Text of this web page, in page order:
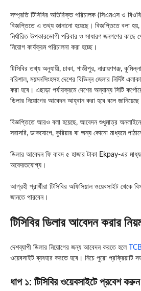
সম্প্রতি টিসিবির অতিরিক্ত পরিচালক (সিএমএস ও
বিজ্ঞপ্তিতে এ তথ্য জানানো হয়েছে। বিজ্ঞপ্তিতে বলা হয়,
নির্ধারিত উপকারভোগী পরিবার ও সাধারণ জনগণের কাছে
নিয়োগ কার্যক্রম পরিচালনা করা হচ্ছে।
টিসিবির তথ্য অনুযায়ী, ঢাকা, গাজীপুর, নারায়ণগঞ্জ,
বরিশাল, ময়মনসিংহসহ দেশের বিভিন্ন জেলার নির্দিষ্ট
করা হবে। এছাড়া পর্যায়ক্রমে দেশের অন্যান্য সিটি
ডিলার নিয়োগের আবেদন আহ্বান করা হবে বলে জানিয়েছে
বিজ্ঞপ্তিতে আরও বলা হয়েছে, আবেদন শুধুমাত্র
সরাসরি, ডাকযোগে, কুরিয়ার বা অন্য কোনো মাধ্যমে
ডিলার আবেদন ফি বাবদ ৫ হাজার টাকা Ekpay-এর
অফেরতযোগ্য।
আগ্রহী প্রার্থীরা টিসিবির অফিসিয়াল ওয়েবসাইট থেকে
জানতে পারবেন।
টিসিবির ডিলার আবেদন করার
দেশব্যাপী ডিলার নিয়োগের জন্য আবেদন করতে হলে
ওয়েবসাইট ব্যবহার করতে হবে। নিচে পুরো প্রক্রিয়াটি
ধাপ ১: টিসিবির ওয়েবসাইটে প্রবেশ করুন